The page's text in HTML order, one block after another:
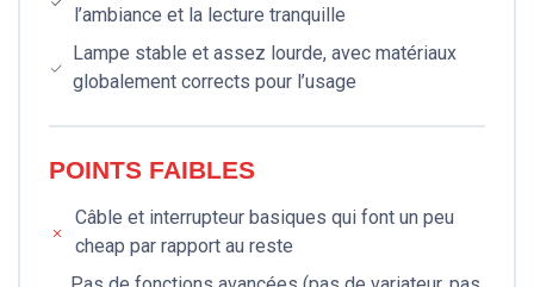
l’ambiance et la lecture tranquille
Lampe stable et assez lourde, avec matériaux
globalement corrects pour l’usage
POINTS FAIBLES
Câble et interrupteur basiques qui font un peu
cheap par rapport au reste